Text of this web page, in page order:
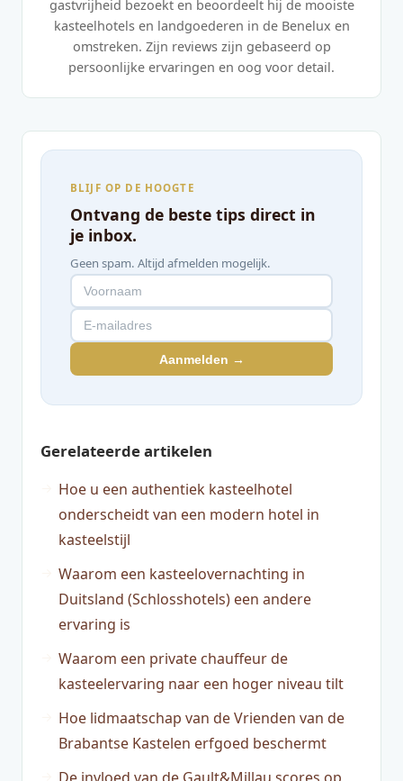
gastvrijheid bezoekt en beoordeelt hij de mooiste
kasteelhotels en landgoederen in de Benelux en
omstreken. Zijn reviews zijn gebaseerd op
persoonlijke ervaringen en oog voor detail.
BLIJF OP DE HOOGTE
Ontvang de beste tips direct in
je inbox.
Geen spam. Altijd afmelden mogelijk.
Aanmelden →
Gerelateerde artikelen
Hoe u een authentiek kasteelhotel
onderscheidt van een modern hotel in
kasteelstijl
Waarom een kasteelovernachting in
Duitsland (Schlosshotels) een andere
ervaring is
Waarom een private chauffeur de
kasteelervaring naar een hoger niveau tilt
Hoe lidmaatschap van de Vrienden van de
Brabantse Kastelen erfgoed beschermt